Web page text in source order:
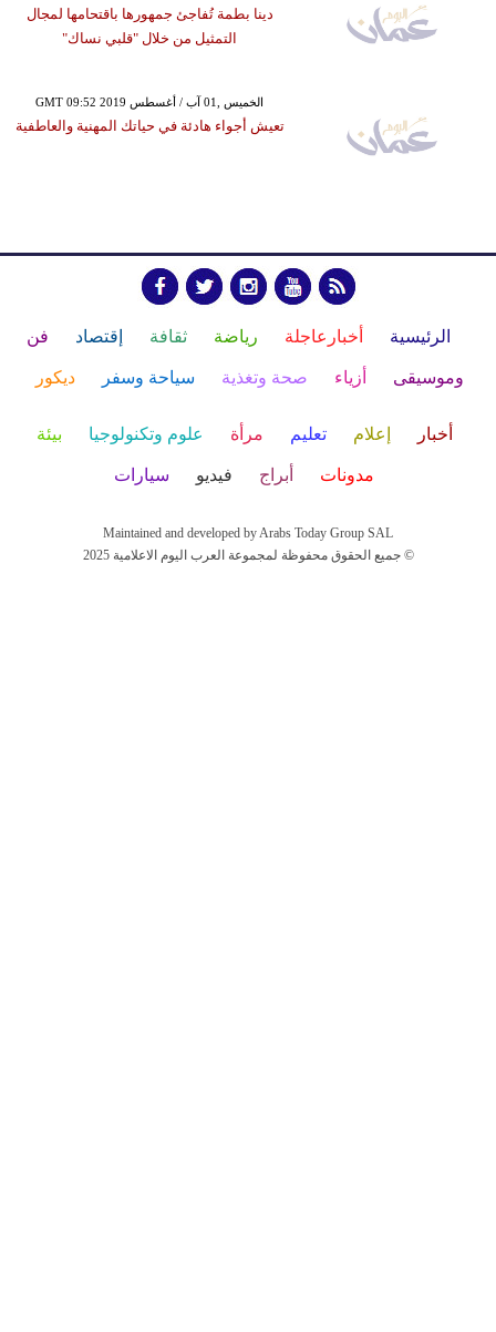
دينا بطمة تُفاجئ جمهورها باقتحامها لمجال
التمثيل من خلال "قلبي نساك"
GMT 09:52 2019 الخميس ,01 آب / أغسطس
تعيش أجواء هادئة في حياتك المهنية والعاطفية
الرئيسية أخبارعاجلة رياضة ثقافة إقتصاد فن
وموسيقى أزياء صحة وتغذية سياحة وسفر ديكور
أخبار إعلام تعليم مرأة علوم وتكنولوجيا بيئة
مدونات أبراج فيديو سيارات
Maintained and developed by Arabs Today Group SAL
جميع الحقوق محفوظة لمجموعة العرب اليوم الاعلامية 2025 ©